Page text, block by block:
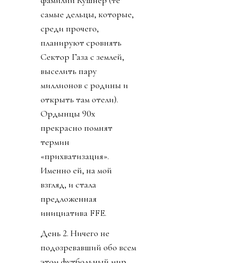
мы вам сказали. Или мы
сами примем.
Позже днем выяснилось,
что изначальный пакет в
20-30% будет отдан
синдикату, который
соберет брат мужа
дочки Трампа по
фамилии Кушнер (те
самые дельцы, которые,
среди прочего,
планируют сровнять
Сектор Газа с землей,
выселить пару
миллионов с родины и
Ордынцы 90х
прекрасно помнят